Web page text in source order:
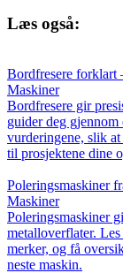
Læs også:
Bordfresere forklart
Maskiner
Bordfresere gir
guider deg
vurderingene, slik at
til prosjektene dine
Poleringsmaskiner
Maskiner
Poleringsmaskiner
metalloverflater.
merker, og få
neste maskin.